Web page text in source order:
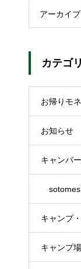
アーカイブ
カテゴ
お帰りモネ
お知らせ
キャンパ
キャンプ
キャンプ